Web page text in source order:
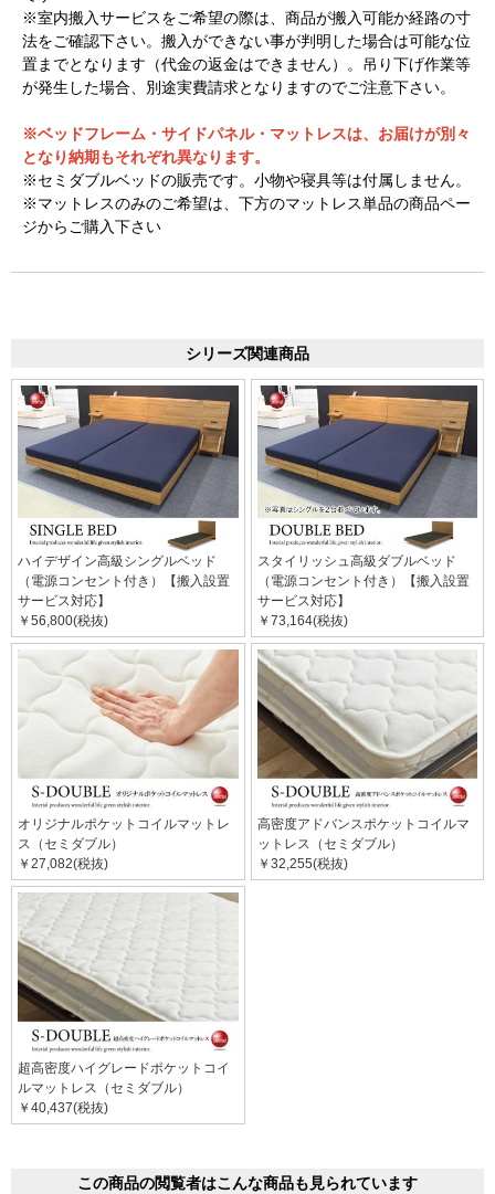
※室内搬入サービスをご希望の際は、商品が搬入可能か経路の寸
法をご確認下さい。搬入ができない事が判明した場合は可能な位
置までとなります（代金の返金はできません）。吊り下げ作業等
が発生した場合、別途実費請求となりますのでご注意下さい。
※ベッドフレーム・サイドパネル・マットレスは、お届けが別々
となり納期もそれぞれ異なります。
※セミダブルベッドの販売です。小物や寝具等は付属しません。
※マットレスのみのご希望は、下方のマットレス単品の商品ペー
ジからご購入下さい
シリーズ関連商品
ハイデザイン高級シングルベッド
（電源コンセント付き）【搬入設置
サービス対応】
￥56,800(税抜)
スタイリッシュ高級ダブルベッド
（電源コンセント付き）【搬入設置
サービス対応】
￥73,164(税抜)
オリジナルポケットコイルマットレ
ス（セミダブル）
￥27,082(税抜)
高密度アドバンスポケットコイルマ
ットレス（セミダブル）
￥32,255(税抜)
超高密度ハイグレードポケットコイ
ルマットレス（セミダブル）
￥40,437(税抜)
この商品の閲覧者はこんな商品も見られています